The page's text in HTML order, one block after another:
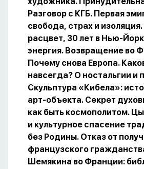
Разговор с КГБ. Первая
свобода, страх и
расцвет, 30 лет в Нью-
энергия. Возвращение во
Почему снова Европа.
навсегда? О ностальгии и
Скульптура «Кибела»:
арт-объекта. Секрет
как быть космополитом.
и культурное спасение
без Родины. Отказ от
французского
Шемякина во Франции: